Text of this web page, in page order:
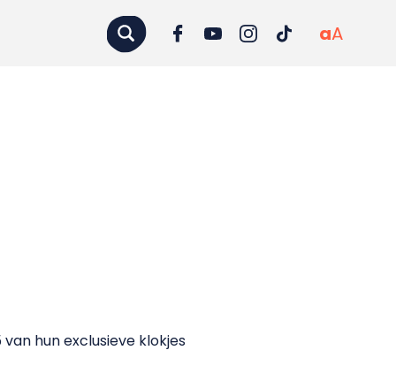
aA
hun exclusieve klokjes